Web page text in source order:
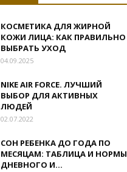
КОСМЕТИКА ДЛЯ ЖИРНОЙ
КОЖИ ЛИЦА: КАК ПРАВИЛЬНО
ВЫБРАТЬ УХОД
04.09.2025
NIKE AIR FORCE. ЛУЧШИЙ
ВЫБОР ДЛЯ АКТИВНЫХ
ЛЮДЕЙ
02.07.2022
СОН РЕБЕНКА ДО ГОДА ПО
МЕСЯЦАМ: ТАБЛИЦА И НОРМЫ
ДНЕВНОГО И...